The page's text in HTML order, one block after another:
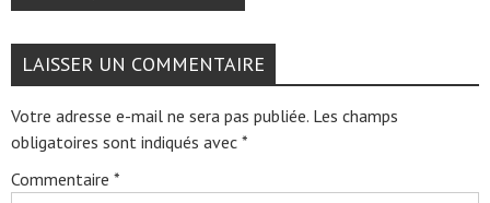
LAISSER UN COMMENTAIRE
Votre adresse e-mail ne sera pas publiée. Les champs
obligatoires sont indiqués avec *
Commentaire *